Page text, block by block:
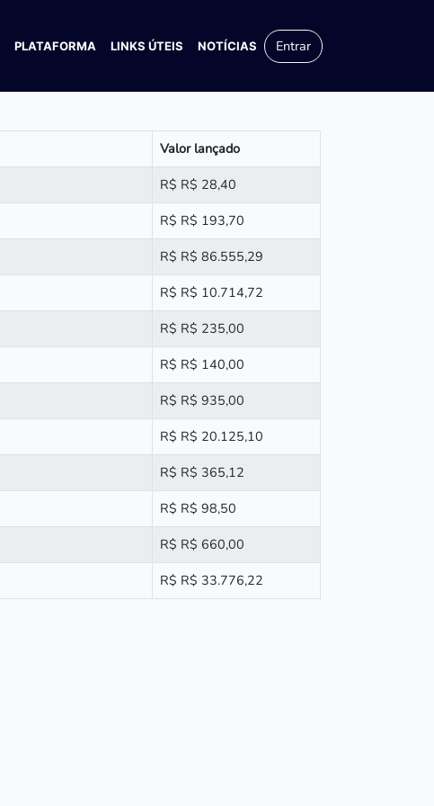
PLATAFORMA LINKS ÚTEIS NOTÍCIAS Entrar
Valor lançado
R$ R$ 28,40
R$ R$ 193,70
R$ R$ 86.555,29
R$ R$ 10.714,72
R$ R$ 235,00
R$ R$ 140,00
R$ R$ 935,00
R$ R$ 20.125,10
R$ R$ 365,12
R$ R$ 98,50
R$ R$ 660,00
R$ R$ 33.776,22